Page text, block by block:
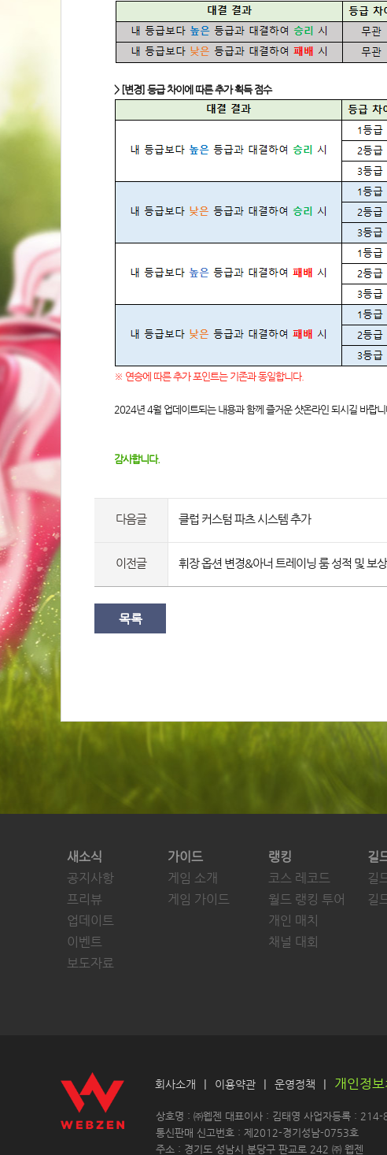
> [변경] 등급 차이에 따른 추가 획득 점수
※ 연승에 따른 추가 포인트는 기존과 동일합니다.
2024년 4월 업데이트되는 내용과 함께 즐거운 샷온라인 되시길 바랍니
감사합니다.
다음글 클럽 커스텀 파츠 시스템 추가
이전글 휘장 옵션 변경&아너 트레이닝 룸 성적 및 보
목록
새소식
공지사항
프리뷰
업데이트
이벤트
보도자료
가이드
게임 소개
게임 가이드
랭킹
코스 레코드
월드 랭킹 투어
개인 매치
채널 대회
길
길
길
회사소개 | 이용약관 | 운영정책 | 개인정
상호명 : ㈜웹젠 대표이사 : 김태영 사업자등록 :
통신판매 신고번호 : 제2012-경기성남-0753호
주소 : 경기도 성남시 분당구 판교로 242 ㈜ 웹젠